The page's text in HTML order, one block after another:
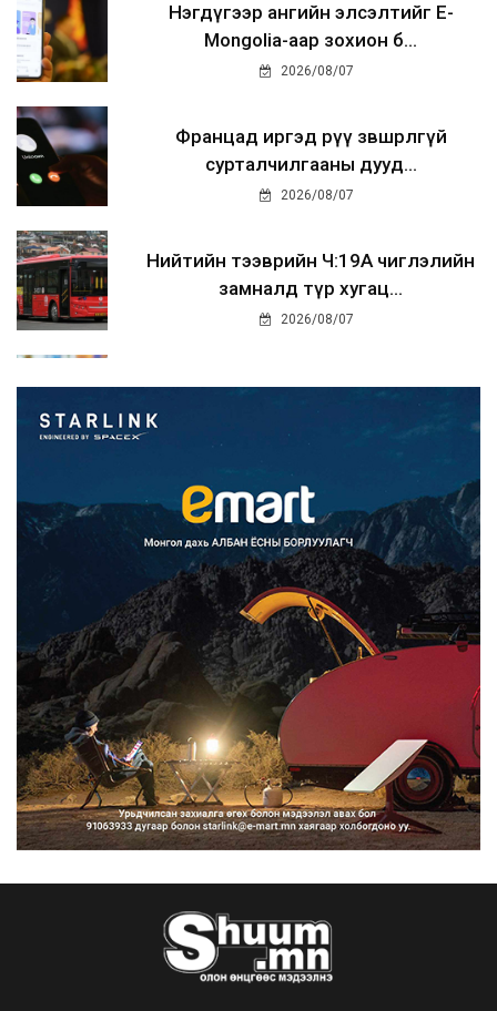
Нэгдүгээр ангийн элсэлтийг E-
Mongolia-аар зохион б...
2026/08/07
Францад иргэд рүү зөвшөөрөлгүй
сурталчилгааны дууд...
2026/08/07
Нийтийн тээврийн Ч:19А чиглэлийн
замналд түр хугац...
2026/08/07
Автомашины улсын дугаар сондгой
2026/08/07
Улаанбаатарт өдөртөө 30 хэм дулаан
2026/08/07
Улсын чанартай хатуу хучилттай
авто замын талаас и...
2026/08/06
Засгийн газар энэ оныг дуустал
санхүүгийн хэмнэлти...
2026/08/06
Шатахууны импортын гаалийн албан
2026/08/06